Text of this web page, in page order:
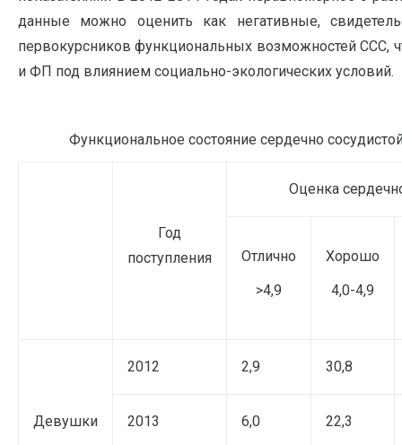
данные можно оценить как негативные,
первокурсников функциональных возможностей ССС,
и ФП под влиянием социально-экологических условий.
Функциональное состояние сердечно
Год
поступления
Оценка
Отлично
>4,9
Хорошо
4,0-4,9
Девушки
2012 2,9 30,8
2013 6,0 22,3